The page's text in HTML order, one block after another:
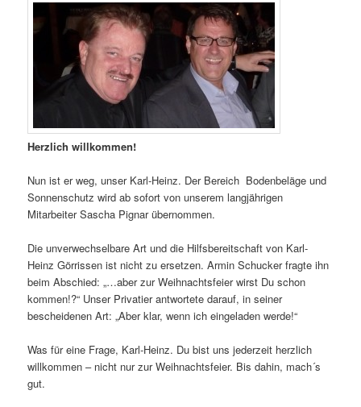
Herzlich willkommen!
Nun ist er weg, unser Karl-Heinz. Der Bereich Bodenbeläge und
Sonnenschutz wird ab sofort von unserem langjährigen
Mitarbeiter Sascha Pignar übernommen.
Die unverwechselbare Art und die Hilfsbereitschaft von Karl-
Heinz Görrissen ist nicht zu ersetzen. Armin Schucker fragte ihn
beim Abschied: „…aber zur Weihnachtsfeier wirst Du schon
kommen!?“ Unser Privatier antwortete darauf, in seiner
bescheidenen Art: „Aber klar, wenn ich eingeladen werde!“
Was für eine Frage, Karl-Heinz. Du bist uns jederzeit herzlich
willkommen – nicht nur zur Weihnachtsfeier. Bis dahin, mach´s
gut.